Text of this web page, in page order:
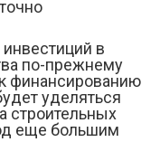
в
по-прежнему
финансированию
уделяться
строительных
еще большим